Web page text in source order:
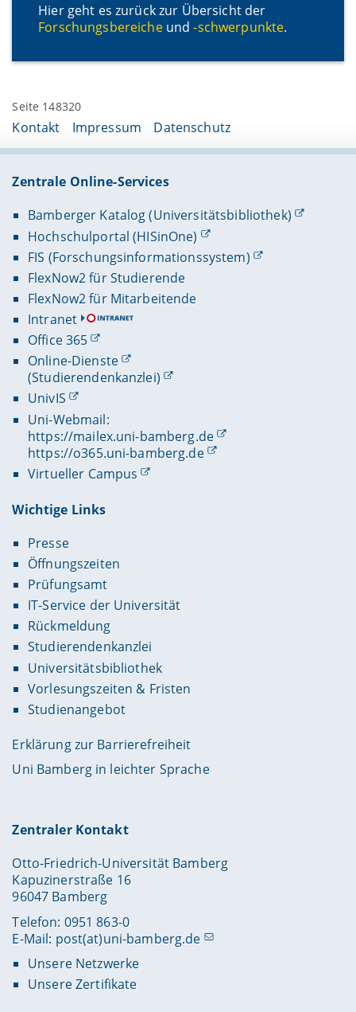
Hier geht es zurück zur Übersicht der
Forschungsbereicheund-schwerpunkte.
Seite 148320
Kontakt Impressum Datenschutz
Zentrale Online-Services
Bamberger Katalog (Universitätsbibliothek)
Hochschulportal (HISinOne)
FIS (Forschungsinformationssystem)
FlexNow2 für Studierende
FlexNow2 für Mitarbeitende
Intranet
Office 365
Online-Dienste
(Studierendenkanzlei)
UnivIS
Uni-Webmail:
https://mailex.uni-bamberg.de
https://o365.uni-bamberg.de
Virtueller Campus
Wichtige Links
Presse
Öffnungszeiten
Prüfungsamt
IT-Service der Universität
Rückmeldung
Studierendenkanzlei
Universitätsbibliothek
Vorlesungszeiten & Fristen
Studienangebot
Erklärung zur Barrierefreiheit
Uni Bamberg in leichter Sprache
Zentraler Kontakt
Otto-Friedrich-Universität Bamberg
Kapuzinerstraße 16
96047 Bamberg
Telefon: 0951 863-0
E-Mail: post(at)uni-bamberg.de
Unsere Netzwerke
Unsere Zertifikate